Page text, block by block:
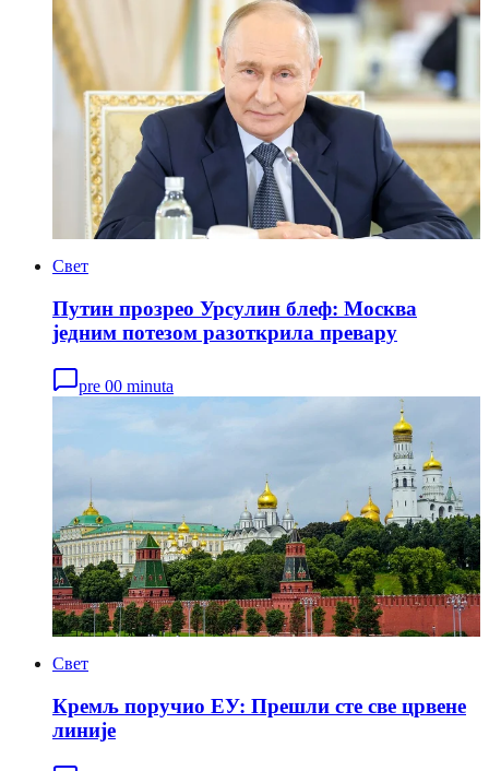
Свет
Путин прозрео Урсулин блеф: Москва
једним потезом разоткрила превару
pre 00 minuta
Свет
Кремљ поручио ЕУ: Прешли сте све црвене
линије